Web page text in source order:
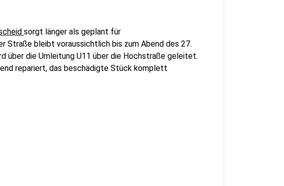
sorgt länger als geplant für
Straße bleibt voraussichtlich bis zum Abend des 27.
über die Umleitung U11 über die Hochstraße geleitet.
repariert, das beschädigte Stück komplett